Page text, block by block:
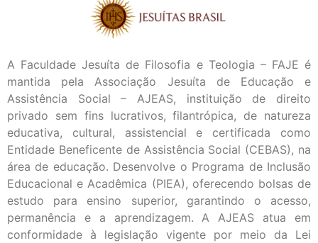
A Faculdade Jesuíta de Filosofia e Teologia – FAJE é
mantida pela Associação Jesuíta de Educação e
Assistência Social – AJEAS, instituição de direito
privado sem fins lucrativos, filantrópica, de natureza
educativa, cultural, assistencial e certificada como
Entidade Beneficente de Assistência Social (CEBAS), na
área de educação. Desenvolve o Programa de Inclusão
Educacional e Acadêmica (PIEA), oferecendo bolsas de
estudo para ensino superior, garantindo o acesso,
permanência e a aprendizagem. A AJEAS atua em
conformidade à legislação vigente por meio da Lei